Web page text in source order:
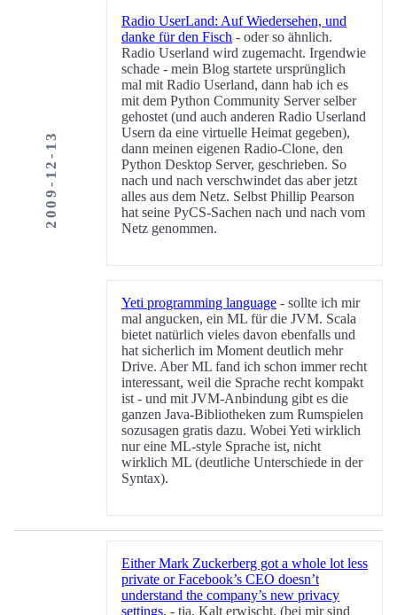
2009-12-13
Radio UserLand: Auf Wiedersehen, und
danke für den Fisch - oder so ähnlich.
Radio Userland wird zugemacht. Irgendwie
schade - mein Blog startete ursprünglich
mal mit Radio Userland, dann hab ich es
mit dem Python Community Server selber
gehostet (und auch anderen Radio Userland
Usern da eine virtuelle Heimat gegeben),
dann meinen eigenen Radio-Clone, den
Python Desktop Server, geschrieben. So
nach und nach verschwindet das aber jetzt
alles aus dem Netz. Selbst Phillip Pearson
hat seine PyCS-Sachen nach und nach vom
Netz genommen.
Yeti programming language - sollte ich mir
mal angucken, ein ML für die JVM. Scala
bietet natürlich vieles davon ebenfalls und
hat sicherlich im Moment deutlich mehr
Drive. Aber ML fand ich schon immer recht
interessant, weil die Sprache recht kompakt
ist - und mit JVM-Anbindung gibt es die
ganzen Java-Bibliotheken zum Rumspielen
sozusagen gratis dazu. Wobei Yeti wirklich
nur eine ML-style Sprache ist, nicht
wirklich ML (deutliche Unterschiede in der
Syntax).
Either Mark Zuckerberg got a whole lot less
private or Facebook’s CEO doesn’t
understand the company’s new privacy
settings. - tja. Kalt erwischt. (bei mir sind